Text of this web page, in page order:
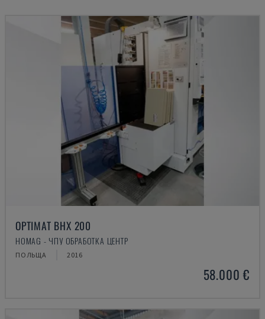
OPTIMAT BHX 200
HOMAG - ЧПУ ОБРАБОТКА ЦЕНТР
ПОЛЬЩА 2016
58.000 €